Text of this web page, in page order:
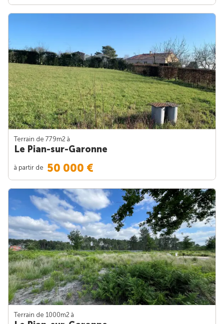
Terrain de 779m2 à
Le Pian-sur-Garonne
à partir de 50 000 €
Terrain de 1000m2 à